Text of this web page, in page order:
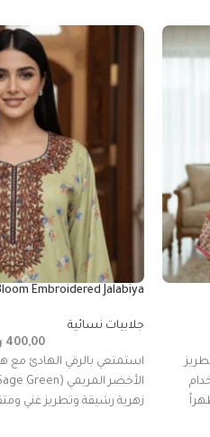
Embroidered Jalabiya
جلابيات نسائية
400,00
استمتعي بالرقي الهادئ مع
زهرية رشيقة وتطريز غني